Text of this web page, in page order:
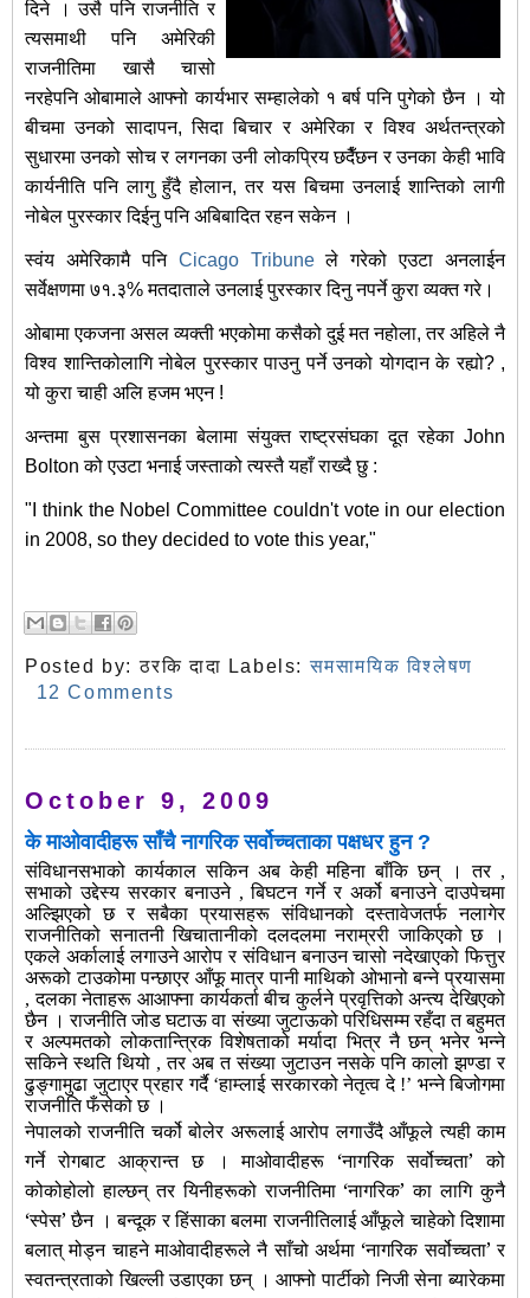
दिने । उसै पनि राजनीति र
त्यसमाथी पनि अमेरिकी
राजनीतिमा खासै चासो
नरहेपनि ओबामाले आफ्नो कार्यभार सम्हालेको १ बर्ष पनि पुगेको छैन । यो
बीचमा उनको सादापन, सिदा बिचार र अमेरिका र विश्व अर्थतन्त्रको
सुधारमा उनको सोच र लगनका उनी लोकप्रिय छदैँछन र उनका केही भावि
कार्यनीति पनि लागु हुँदै होलान, तर यस बिचमा उनलाई शान्तिको लागी
नोबेल पुरस्कार दिईनु पनि अबिबादित रहन सकेन ।
स्वंय अमेरिकामै पनि Cicago Tribuneले गरेको एउटा अनलाईन
सर्वेक्षणमा ७१.३% मतदाताले उनलाई पुरस्कार दिनु नपर्ने कुरा व्यक्त गरे।
ओबामा एकजना असल व्यक्ती भएकोमा कसैको दुई मत नहोला, तर अहिले नै
विश्व शान्तिकोलागि नोबेल पुरस्कार पाउनु पर्ने उनको योगदान के रह्यो? ,
यो कुरा चाही अलि हजम भएन !
अन्तमा बुस प्रशासनका बेलामा संयुक्त राष्ट्रसंघका दूत रहेका John
Bolton को एउटा भनाई जस्ताको त्यस्तै यहाँ राख्दै छु :
"I think the Nobel Committee couldn't vote in our election
in 2008, so they decided to vote this year,"
Posted by:ठरकि दादा Labels:समसामयिक विश्लेषण
12 Comments
October 9, 2009
के माओवादीहरू साँचै नागरिक सर्वोच्चताका पक्षधर हुन ?
संविधानसभाको कार्यकाल सकिन अब केही महिना बाँकि छन् । तर ,
सभाको उद्देस्य सरकार बनाउने , बिघटन गर्ने र अर्को बनाउने दाउपेचमा
अल्झिएको छ र सबैका प्रयासहरू संविधानको दस्तावेजतर्फ नलागेर
राजनीतिको सनातनी खिचातानीको दलदलमा नराम्ररी जाकिएको छ ।
एकले अर्कालाई लगाउने आरोप र संविधान बनाउन चासो नदेखाएको फित्तुर
अरूको टाउकोमा पन्छाएर आँफू मात्र पानी माथिको ओभानो बन्ने प्रयासमा
, दलका नेताहरू आआफ्ना कार्यकर्ता बीच कुर्लने प्रवृत्तिको अन्त्य देखिएको
छैन । राजनीति जोड घटाऊ वा संख्या जुटाऊको परिधिसम्म रहँदा त बहुमत
र अल्पमतको लोकतान्त्रिक विशेषताको मर्यादा भित्र नै छन् भनेर भन्ने
सकिने स्थति थियो , तर अब त संख्या जुटाउन नसके पनि कालो झण्डा र
ढुङ्गामुढा जुटाएर प्रहार गर्दै ‘हाम्लाई सरकारको नेतृत्व दे !’ भन्ने बिजोगमा
राजनीति फँसेको छ ।
नेपालको राजनीति चर्को बोलेर अरूलाई आरोप लगाउँदै आँफूले त्यही काम
गर्ने रोगबाट आक्रान्त छ । माओवादीहरू ‘नागरिक सर्वोच्चता’ को
कोकोहोलो हाल्छन् तर यिनीहरूको राजनीतिमा ‘नागरिक’ का लागि कुनै
‘स्पेस’ छैन । बन्दूक र हिंसाका बलमा राजनीतिलाई आँफूले चाहेको दिशामा
बलात् मोड्न चाहने माओवादीहरूले नै साँचो अर्थमा ‘नागरिक सर्वोच्चता’ र
स्वतन्त्रताको खिल्ली उडाएका छन् । आफ्नो पार्टीको निजी सेना ब्यारेकमा